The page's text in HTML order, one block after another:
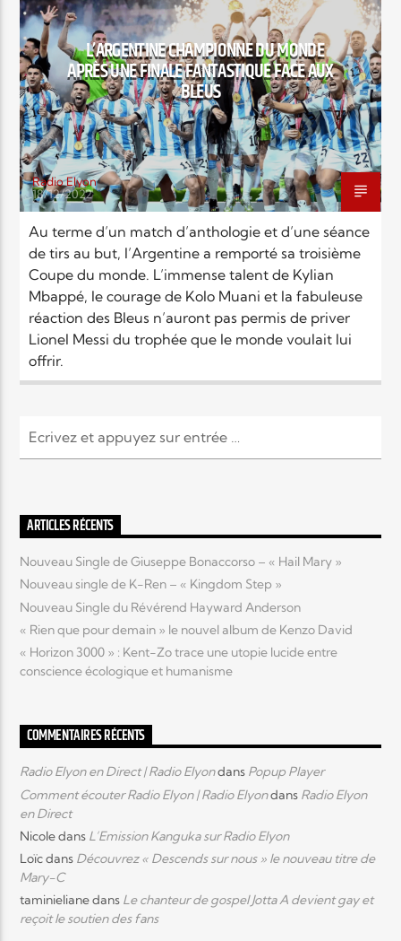
TITRE
ARTISTE
Radio Elyon
Elyon Rhema
Elyon Kids
L’ARGENTINE CHAMPIONNE DU MONDE
APRÈS UNE FINALE FANTASTIQUE FACE AUX
BLEUS
Radio Elyon
18/12/2022
Au terme d’un match d’anthologie et d’une séance
de tirs au but, l’Argentine a remporté sa troisième
Coupe du monde. L’immense talent de Kylian
Mbappé, le courage de Kolo Muani et la fabuleuse
réaction des Bleus n’auront pas permis de priver
Lionel Messi du trophée que le monde voulait lui
offrir.
ARTICLES RÉCENTS
Nouveau Single de Giuseppe Bonaccorso – « Hail Mary »
Nouveau single de K-Ren – « Kingdom Step »
Nouveau Single du Révérend Hayward Anderson
« Rien que pour demain » le nouvel album de Kenzo David
« Horizon 3000 » : Kent-Zo trace une utopie lucide entre
conscience écologique et humanisme
COMMENTAIRES RÉCENTS
Radio Elyon en Direct | Radio Elyondans Popup Player
Comment écouter Radio Elyon | Radio Elyondans Radio Elyon
en Direct
Nicoledans L’Emission Kanguka sur Radio Elyon
Loïcdans Découvrez « Descends sur nous » le nouveau titre de
Mary-C
taminielianedans Le chanteur de gospel Jotta A devient gay et
reçoit le soutien des fans